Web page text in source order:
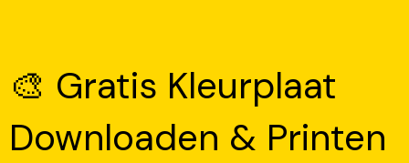
🎨 Gratis Kleurplaat
Downloaden & Printen